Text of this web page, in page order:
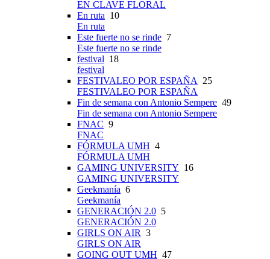
EN CLAVE FLORAL
En ruta 10
En ruta
Este fuerte no se rinde 7
Este fuerte no se rinde
festival 18
festival
FESTIVALEO POR ESPAÑA
25
FESTIVALEO POR ESPAÑA
Fin de semana con Antonio Sempere 49
Fin de semana con Antonio Sempere
FNAC 9
FNAC
FÓRMULA UMH 4
FÓRMULA UMH
GAMING UNIVERSITY 16
GAMING UNIVERSITY
Geekmanía 6
Geekmanía
GENERACIÓN 2.0 5
GENERACIÓN 2.0
GIRLS ON AIR 3
GIRLS ON AIR
GOING OUT UMH 47